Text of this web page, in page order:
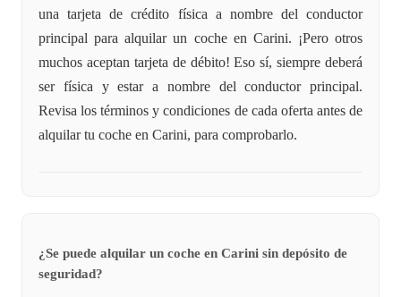
una tarjeta de crédito física a nombre del conductor
principal para alquilar un coche en Carini. ¡Pero otros
muchos aceptan tarjeta de débito! Eso sí, siempre deberá
ser física y estar a nombre del conductor principal.
Revisa los términos y condiciones de cada oferta antes de
alquilar tu coche en Carini, para comprobarlo.
¿Se puede alquilar un coche en Carini sin depósito de
seguridad?